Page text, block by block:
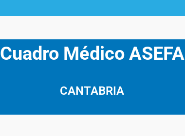
Cuadro Médico ASEFA
CANTABRIA